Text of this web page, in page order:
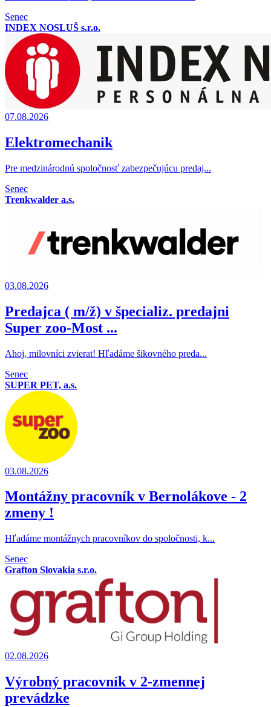
Senec
INDEX NOSLUŠ s.r.o.
07.08.2026
Elektromechanik
Pre medzinárodnú spoločnosť zabezpečujúcu predaj...
Senec
Trenkwalder a.s.
03.08.2026
Predajca ( m/ž) v špecializ. predajni
Super zoo-Most ...
Ahoj, milovníci zvierat! Hľadáme šikovného preda...
Senec
SUPER PET, a.s.
03.08.2026
Montážny pracovník v Bernolákove - 2
zmeny !
Hľadáme montážnych pracovníkov do spoločnosti, k...
Senec
Grafton Slovakia s.r.o.
02.08.2026
Výrobný pracovník v 2-zmennej
prevádzke